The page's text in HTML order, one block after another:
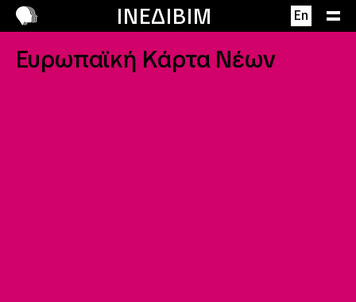
ΙΝΕΔΙΒΙΜ En
Επικοινωνία
Ευρωπαϊκή Κάρτα Νέων
Περιγραφή